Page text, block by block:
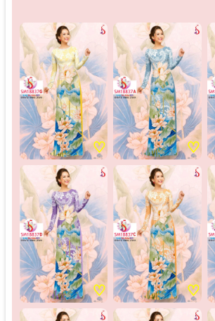
♡ ♡
♡ ♡